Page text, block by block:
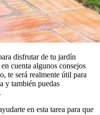
disfrutar de tu jardín
cuenta algunos consejos
te será realmente útil para
y también puedas
en esta tarea para que